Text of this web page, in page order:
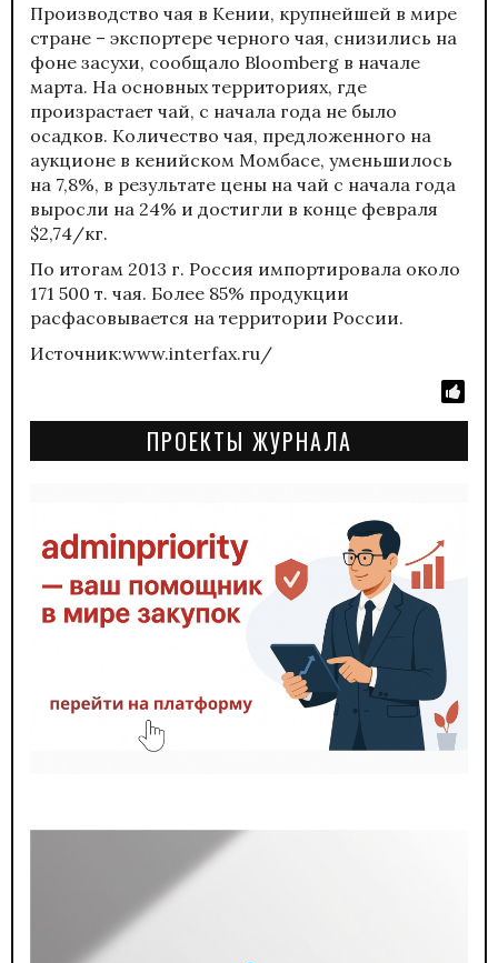
Производство чая в Кении, крупнейшей в мире
стране – экспортере черного чая, снизились на
фоне засухи, сообщало Bloomberg в начале
марта. На основных территориях, где
произрастает чай, с начала года не было
осадков. Количество чая, предложенного на
аукционе в кенийском Момбасе, уменьшилось
на 7,8%, в результате цены на чай с начала года
выросли на 24% и достигли в конце февраля
$2,74/кг.
По итогам 2013 г. Россия импортировала около
171 500 т. чая. Более 85% продукции
расфасовывается на территории России.
Источник:www.interfax.ru/
ПРОЕКТЫ ЖУРНАЛА